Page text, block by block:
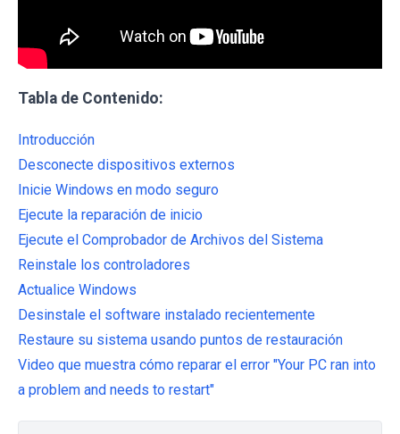
Tabla de Contenido:
Introducción
Desconecte dispositivos externos
Inicie Windows en modo seguro
Ejecute la reparación de inicio
Ejecute el Comprobador de Archivos del Sistema
Reinstale los controladores
Actualice Windows
Desinstale el software instalado recientemente
Restaure su sistema usando puntos de restauración
Video que muestra cómo reparar el error "Your PC ran into
a problem and needs to restart"